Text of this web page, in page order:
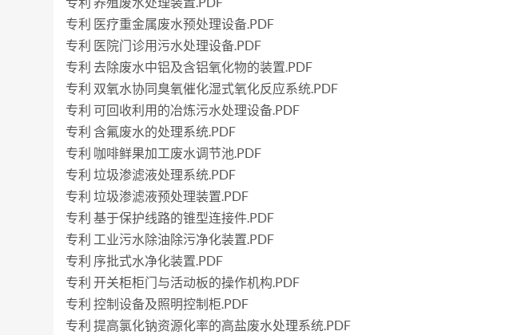
专利 医疗重金属废水预处理设备.PDF
专利 医院门诊用污水处理设备.PDF
专利 去除废水中铝及含铝氧化物的装置.PDF
专利 双氧水协同臭氧催化湿式氧化反应系统.PDF
专利 可回收利用的冶炼污水处理设备.PDF
专利 含氟废水的处理系统.PDF
专利 咖啡鲜果加工废水调节池.PDF
专利 垃圾渗滤液处理系统.PDF
专利 垃圾渗滤液预处理装置.PDF
专利 基于保护线路的锥型连接件.PDF
专利 工业污水除油除污净化装置.PDF
专利 序批式水净化装置.PDF
专利 开关柜柜门与活动板的操作机构.PDF
专利 控制设备及照明控制柜.PDF
专利 提高氯化钠资源化率的高盐废水处理系统.PDF